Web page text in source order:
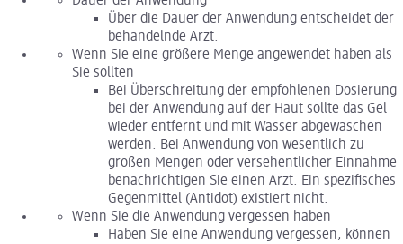
Über die Dauer der Anwendung entscheidet der
behandelnde Arzt.
Wenn Sie eine größere Menge angewendet haben als
Sie sollten
Bei Überschreitung der empfohlenen Dosierung
bei der Anwendung auf der Haut sollte das Gel
wieder entfernt und mit Wasser abgewaschen
werden. Bei Anwendung von wesentlich zu
großen Mengen oder versehentlicher Einnahme
benachrichtigen Sie einen Arzt. Ein spezifisches
Gegenmittel (Antidot) existiert nicht.
Wenn Sie die Anwendung vergessen haben
Haben Sie eine Anwendung vergessen, können